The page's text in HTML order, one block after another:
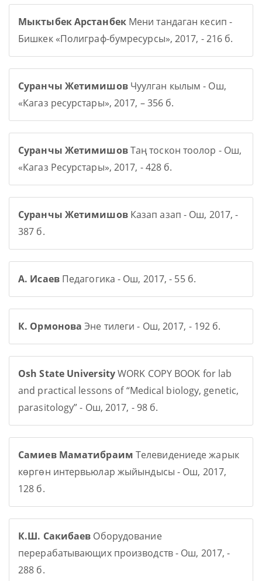
Мыктыбек АрстанбекМени тандаган кесип -
Бишкек «Полиграф-бумресурсы», 2017, - 216 б.
Суранчы ЖетимишовЧуулган кылым - Ош,
«Кагаз ресурстары», 2017, – 356 б.
Суранчы ЖетимишовТаң тоскон тоолор - Ош,
«Кагаз Ресурстары», 2017, - 428 б.
Суранчы ЖетимишовКазап азап - Ош, 2017, -
387 б.
А. ИсаевПедагогика - Ош, 2017, - 55 б.
К. Ормонова Эне тилеги - Ош, 2017, - 192 б.
Osh State UniversityWORK COPY BOOK for lab
and practical lessons of “Medical biology, genetic,
parasitology” - Ош, 2017, - 98 б.
Самиев Маматибраим Телевидениеде жарык
көргөн интервьюлар жыйындысы - Ош, 2017,
128 б.
К.Ш. Сакибаев Оборудование
перерабатывающих производств - Ош, 2017, -
288 б.